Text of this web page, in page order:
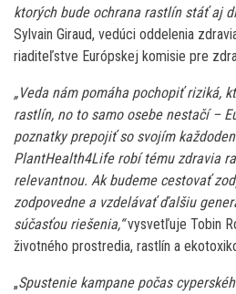
ktorých bude ochrana rastlín stáť aj
Sylvain Giraud, vedúci oddelenia
riaditeľstve Európskej komisie pre
„Veda nám pomáha pochopiť riziká,
rastlín, no to samo osebe nestačí –
poznatky prepojiť so svojím
PlantHealth4Life robí tému zdravia
relevantnou. Ak budeme cestovať
zodpovedne a vzdelávať ďalšiu
súčasťou riešenia,“vysvetľuje Tobin
životného prostredia, rastlín a
„Spustenie kampane počas